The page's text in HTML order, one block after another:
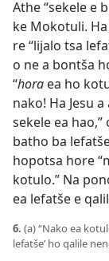
Athe “sekele e
ke Mokotuli.
re “lijalo tsa
o ne a bontša
“hora ea ho
nako! Ha Jesu
sekele ea hao,”
batho ba
hopotsa hore
kotulo.” Na
ea lefatše e
6. (a) “Nako ea
lefatše’ ho qalile